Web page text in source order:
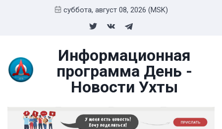
суббота, август 08, 2026 (MSK)
Информационная
программа День -
Новости Ухты